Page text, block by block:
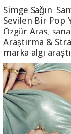
Simge Sağın:
Sevilen Bir Pop
Özgür Aras,
Araştırma &
marka algı